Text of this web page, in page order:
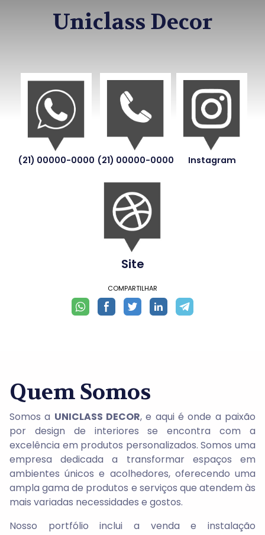
Uniclass Decor
(21) 00000-0000 (21) 00000-0000 Instagram
Site
COMPARTILHAR
Quem Somos
Somos a UNICLASS DECOR, e aqui éonde a paixão
por design de interiores se encontra com a
excelência em produtos personalizados. Somos uma
empresa dedicada a transformar espaços em
ambientes únicos e acolhedores, oferecendo uma
ampla gama de produtos e serviços que atendem às
mais variadas necessidades e gostos.
Nosso portfólio inclui a venda e instalação